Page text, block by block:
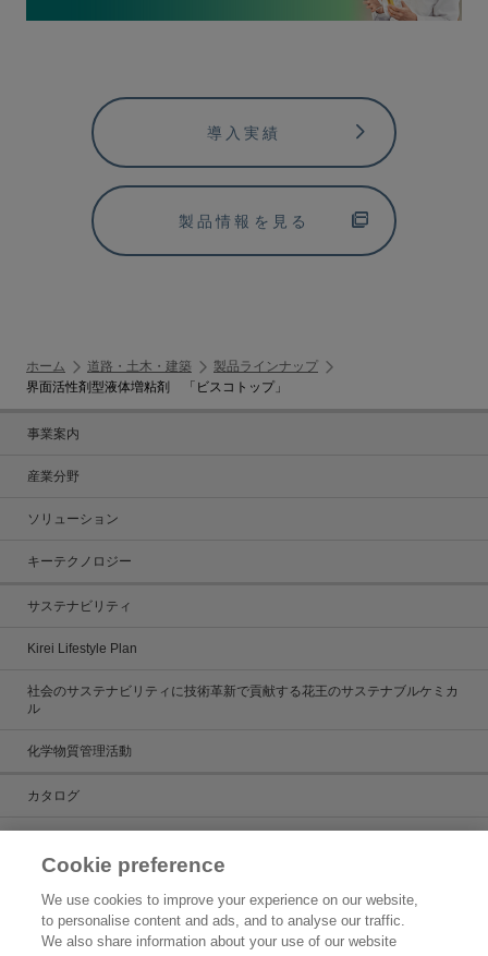
導入実績
製品情報を見る
ホーム 道路・土木・建築
製品ラインナップ
界面活性剤型液体増粘剤 「ビスコトップ」
事業案内
産業分野
ソリューション
キーテクノロジー
サステナビリティ
Kirei Lifestyle Plan
社会のサステナビリティに技術革新で貢献する花王のサステナブルケミカ
ル
化学物質管理活動
カタログ
製品検索
Cookie preference
We use cookies to improve your experience on our website,
to personalise content and ads, and to analyse our traffic.
We also share information about your use of our website